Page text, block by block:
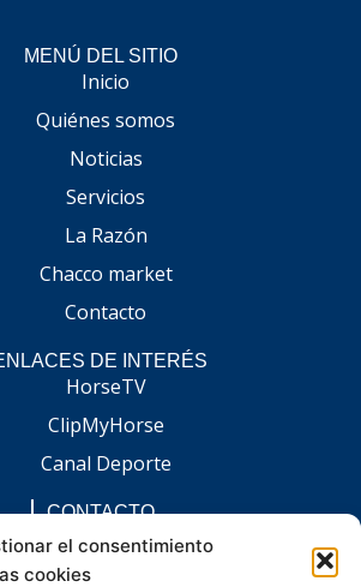
el consentimiento
cookies
MENÚ DEL SITIO
Inicio
Quiénes somos
Noticias
Servicios
La Razón
Chacco market
Contacto
DE INTERÉS
HorseTV
ClipMyHorse
Canal Deporte
CONTACTO